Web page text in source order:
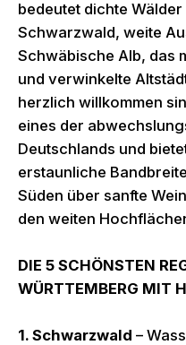
bedeutet dichte
Schwarzwald, weite
Schwäbische Alb, das
und verwinkelte
herzlich willkommen
eines der
Deutschlands und
erstaunliche
Süden über sanfte
den weiten
DIE 5 SCHÖNSTEN
WÜRTTEMBERG MIT
1. Schwarzwald –